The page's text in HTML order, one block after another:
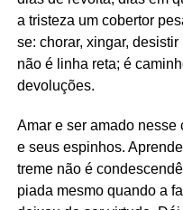
a tristeza um cobertor
se: chorar, xingar,
não é linha reta; é
devoluções.
Amar e ser amado nesse
e seus espinhos.
treme não é
piada mesmo quando a